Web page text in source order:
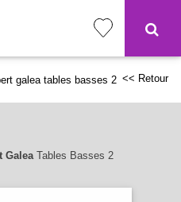
galea tables basses 2 << Retour
GaleaTables Basses 2